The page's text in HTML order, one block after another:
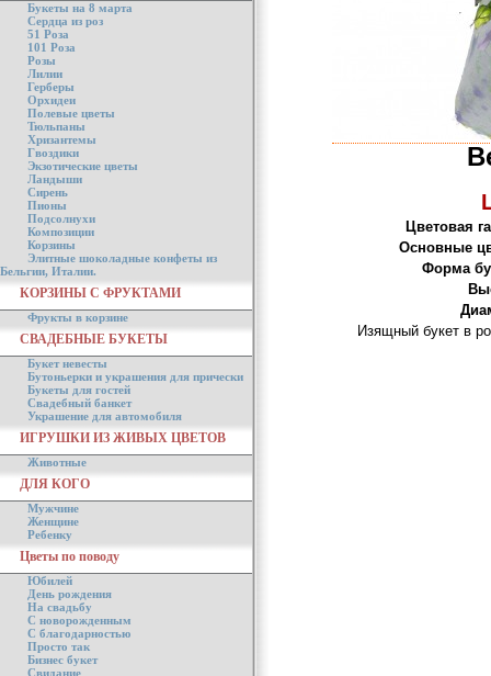
Букеты на 8 марта
Сердца из роз
51 Роза
101 Роза
Розы
Лилии
Герберы
Орхидеи
Полевые цветы
Тюльпаны
Хризантемы
Гвоздики
Экзотические цветы
Ландыши
Сирень
Пионы
Подсолнухи
Композиции
Корзины
Элитные шоколадные конфеты из
Бельгии, Италии.
КОРЗИНЫ С ФРУКТАМИ
Фрукты в корзине
СВАДЕБНЫЕ БУКЕТЫ
Букет невесты
Бутоньерки и украшения для прически
Букеты для гостей
Свадебный банкет
Украшение для автомобиля
ИГРУШКИ ИЗ ЖИВЫХ ЦВЕТОВ
Животные
ДЛЯ КОГО
Мужчине
Женщине
Ребенку
Цветы по поводу
Юбилей
День рождения
На свадьбу
С новорожденным
С благодарностью
Просто так
Бизнес букет
Свидание
Цветовая
Основные
Форма
Изящный букет в